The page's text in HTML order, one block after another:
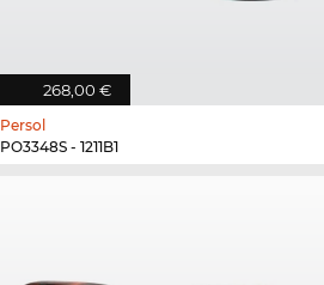
268,00 €
Persol
PO3348S - 1211B1